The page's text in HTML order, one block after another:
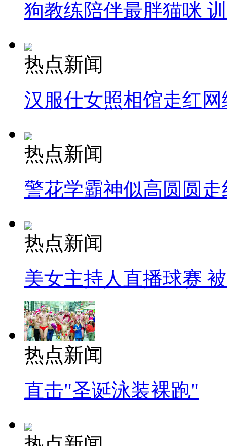
狗教练陪伴最胖猫咪
热点新闻
汉服仕女照相馆走红网
热点新闻
警花学霸神似高圆圆走
热点新闻
美女主持人直播球赛
热点新闻
直击"圣诞泳装裸跑"